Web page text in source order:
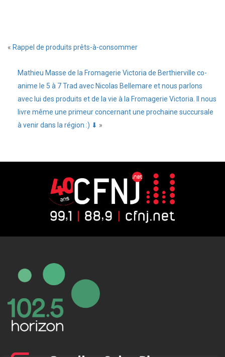
« Rappel de produits prêts-à-consommer
Mathieu Masse de la Fromagerie Victoria de Berthierville co-
anime le 5 à 7 Trad avec Nicolas Bellemare et nous parlons
avec lui des produits et de la vie à la Fromagerie Victoria. Il nous
livre même une primeur concernant une prochaine succursale
à venir dans la région :) ⬇ »